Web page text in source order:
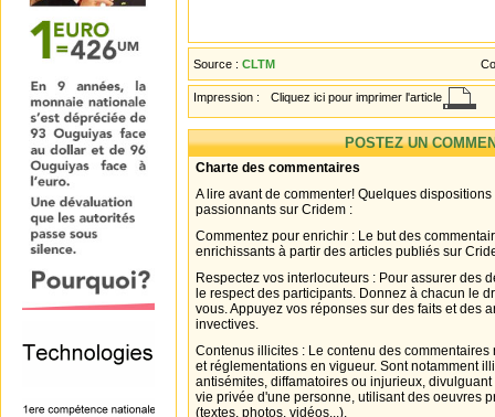
Source : CLTM
Impression : Cliquez ici pour imprimer l'article
POSTEZ UN
Charte des commentaires
A lire avant de commenter! Quelques
passionnants sur Cridem :
Commentez pour enrichir : Le but des
enrichissants à partir des articles publiés sur
Respectez vos interlocuteurs : Pour assurer des
le respect des participants. Donnez à chacun le
vous. Appuyez vos réponses sur des faits et des
invectives.
Contenus illicites : Le contenu des
et réglementations en vigueur. Sont notamment
antisémites, diffamatoires ou injurieux,
vie privée d'une personne, utilisant des oeuvres
(textes, photos, vidéos...).